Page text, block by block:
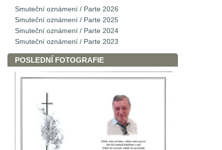
Smuteční oznámení / Parte 2026
Smuteční oznámení / Parte 2025
Smuteční oznámení / Parte 2024
Smuteční oznámení / Parte 2023
POSLEDNÍ FOTOGRAFIE